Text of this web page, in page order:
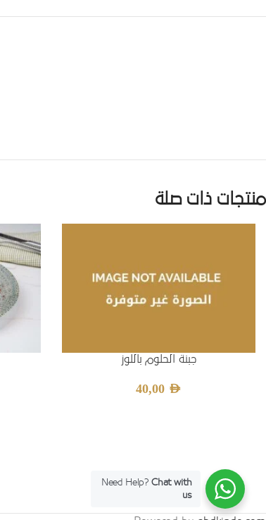
منتجات ذات صلة
جبنة الحلوم باللوز
40,00 AED
Need Help?Chat with
us